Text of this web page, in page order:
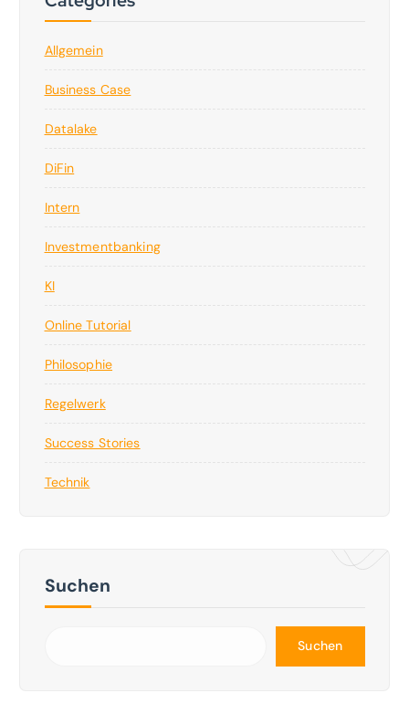
Allgemein
Business Case
Datalake
DiFin
Intern
Investmentbanking
KI
Online Tutorial
Philosophie
Regelwerk
Success Stories
Technik
Suchen
Suchen